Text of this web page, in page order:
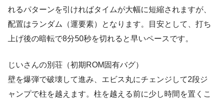
れるパターンを引ければタイムが大幅に短縮されますが、
配置はランダム（運要素）となります。目安として、打ち
上げ後の暗転で8分50秒を切れると早いペースです。
じいさんの別荘（初期ROM固有バグ）
壁を爆弾で破壊して進み、エビス丸にチェンジして2段ジ
ャンプで柱を越えます。柱を越える前に少し時間を置くこ